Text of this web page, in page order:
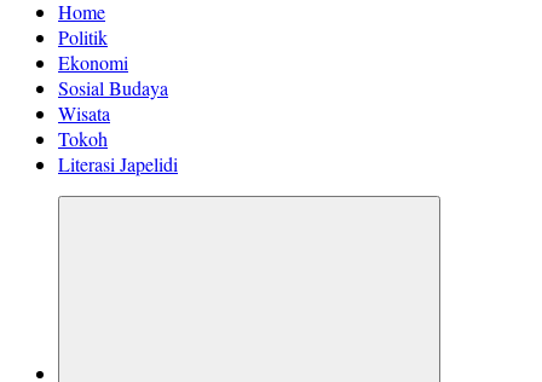
Home
Politik
Ekonomi
Sosial Budaya
Wisata
Tokoh
Literasi Japelidi